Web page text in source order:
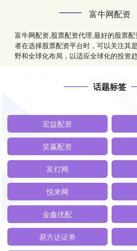
富牛网配资
富牛网配资,股票配资代理,最好的股票
者在选择股票配资平台时，可以关注其
野和全球化布局，以适应全球化的投资趋
话题标签
宏益配资
笑赢配资
富灯网
悦来网
金鑫优配
易方达证券